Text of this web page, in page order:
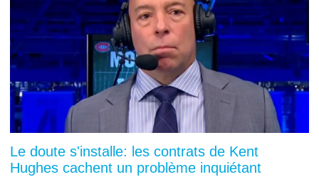
Le doute s'installe: les contrats de Kent
Hughes cachent un problème inquiétant